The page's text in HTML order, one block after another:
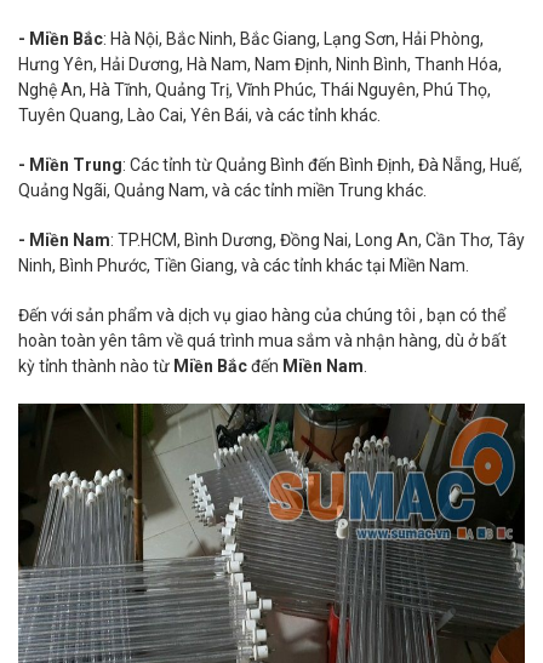
- Miền Bắc: Hà Nội, Bắc Ninh, Bắc Giang, Lạng Sơn, Hải Phòng,
Hưng Yên, Hải Dương, Hà Nam, Nam Định, Ninh Bình, Thanh Hóa,
Nghệ An, Hà Tĩnh, Quảng Trị, Vĩnh Phúc, Thái Nguyên, Phú Thọ,
Tuyên Quang, Lào Cai, Yên Bái, và các tỉnh khác.
- Miền Trung: Các tỉnh từ Quảng Bình đến Bình Định, Đà Nẵng, Huế,
Quảng Ngãi, Quảng Nam, và các tỉnh miền Trung khác.
- Miền Nam: TP.HCM, Bình Dương, Đồng Nai, Long An, Cần Thơ, Tây
Ninh, Bình Phước, Tiền Giang, và các tỉnh khác tại Miền Nam.
Đến với sản phẩm và dịch vụ giao hàng của chúng tôi , bạn có thể
hoàn toàn yên tâm về quá trình mua sắm và nhận hàng, dù ở bất
kỳ tỉnh thành nào từ Miền Bắcđến Miền Nam